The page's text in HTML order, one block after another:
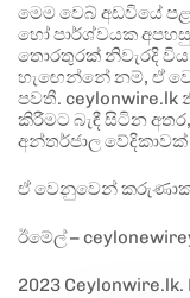
මෙම වෙබ් අඩවියේ
හෝ පාර්ශ්වයක
තොරතුරක් නිවැරදි
හැඟෙන්නේ නම්, ඒ
පවතී.
කිරීමට බැඳී සිටින
අන්තර්ජාල
ඒ වෙනුවෙන්
ඊමේල් –
2023 Ceylonwire.lk.